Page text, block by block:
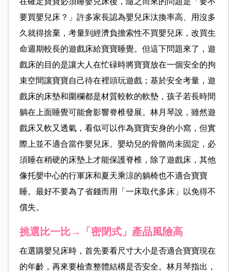
要買嬰兒床？」許多家長認為嬰兒床汰換率高、用沒多
久就得捨棄，考量到經濟負擔索性不買嬰兒床，改買生
命週期較長的遊戲床給寶寶睡覺。但這下問題來了，遊
戲床的目的是讓大人在忙碌時將寶寶放在一個安全的拘
束空間讓寶寶自己待在裡頭玩遊戲；基於安全考量，遊
戲床的床墊和圍欄都是材質較軟的軟墊，孩子若長時間
躺在上面睡覺可能會影響脊椎發展。林月琴說，雖然遊
戲床又軟又透氣，看似可以作為寶寶安身的小窩，但實
際上並不適合當作嬰兒床。嬰幼兒的骨骼尚未固定，必
須睡在稍硬的床墊上才能保護脊椎，除了遊戲床，其他
像托嬰中心的行軍床和夏天乘涼的躺椅也不適合寶寶
睡。最好不要為了省錢而用「一床取代多床」以免得不
償失。
挑選比一比→「密閉式」產品風險高
在選購嬰兒床時，首先要看尺寸大小是否適合寶寶現在
的年齡，再來要檢查整體結構是否安全。林月琴指出，